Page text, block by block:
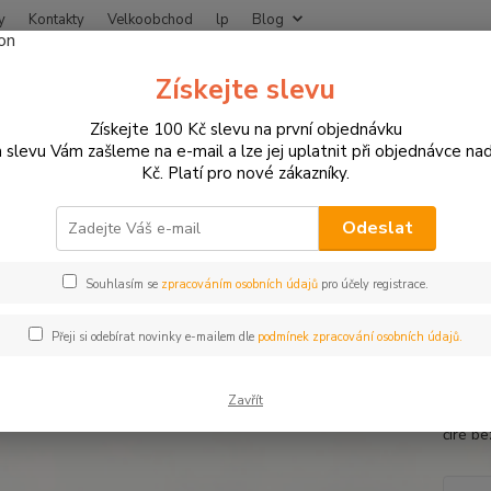
Kontakty Velkoobchod lp Blog
Hledat
NÁHRADNÍ DÍLY A SPOTŘEBNÍ MATERIÁL Plexi a příslušenství
plexi Kawasaki ER-6 f od
čiré
Získejte slevu
Získejte 100 Kč slevu na první objednávku
slevu Vám zašleme na e-mail a lze jej uplatnit při objednávce
Kč. Platí pro nové zákazníky.
Odeslat
Souhlasím se zpracováním osobních údajů pro účely registrace.
Přeji si odebírat novinky e-mailem dle podmínek zpracování osobních údajů.
Zavřít